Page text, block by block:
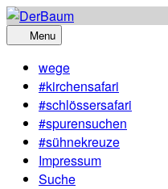
Skip
to
Menu
wege
#kirchensafari
#schlössersafari
#spurensuchen
#sühnekreuze
Impressum
Suche